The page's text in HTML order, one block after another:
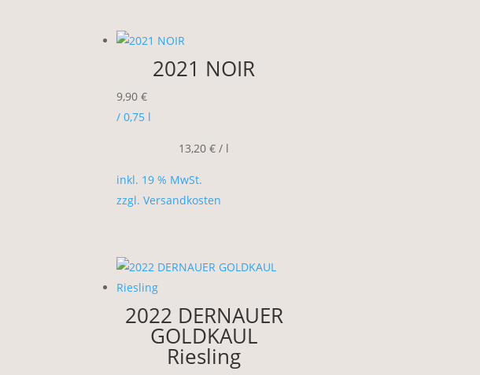
2021 NOIR
9,90€
/ 0,75 l
13,20€ / l
inkl. 19 % MwSt.
zzgl.Versandkosten
2022 DERNAUER
GOLDKAUL
Riesling